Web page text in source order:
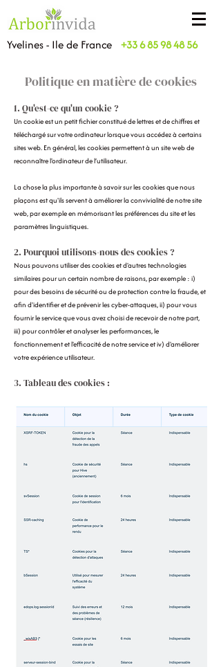
Yvelines - Ile de France +33 6 85 98 48 56
Politique en matière de cookies
1. Qu'est-ce qu'un cookie ?
Un cookie est un petit fichier constitué de lettres et de chiffres et
téléchargé sur votre ordinateur lorsque vous accédez à certains
sites web. En général, les cookies permettent à un site web de
reconnaître l'ordinateur de l’utilisateur.
La chose la plus importante à savoir sur les cookies que nous
plaçons est qu'ils servent à améliorer la convivialité de notre site
web, par exemple en mémorisant les préférences du site et les
paramètres linguistiques.
2. Pourquoi utilisons-nous des cookies ?
Nous pouvons utiliser des cookies et d'autres technologies
similaires pour un certain nombre de raisons, par exemple : i)
pour des besoins de sécurité ou de protection contre la fraude, et
afin d'identifier et de prévenir les cyber-attaques, ii) pour vous
fournir le service que vous avez choisi de recevoir de notre part,
iii) pour contrôler et analyser les performances, le
fonctionnement et l'efficacité de notre service et iv) d'améliorer
votre expérience utilisateur.
3. Tableau des cookies :